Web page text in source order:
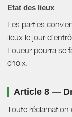
Etat des lieux
Les parties
lieux le jour
Loueur pourra se
choix.
Article 8 —
Toute réclamation